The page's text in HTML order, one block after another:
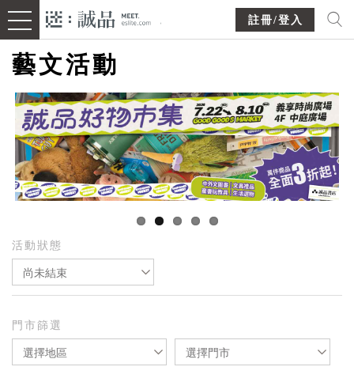
註冊/登入
藝文活動
活動狀態
尚未結束
門市篩選
選擇地區 選擇門市